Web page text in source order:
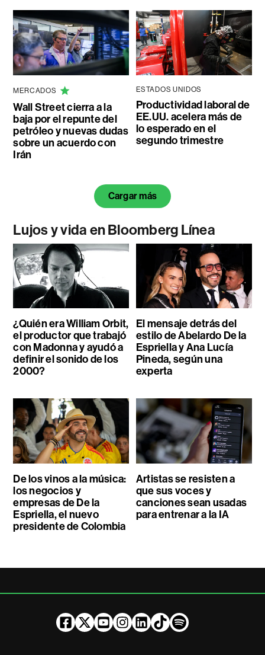
MERCADOS
Wall Street cierra a la
baja por el repunte del
petróleo y nuevas dudas
sobre un acuerdo con
Irán
ESTADOS UNIDOS
Productividad laboral de
EE.UU. acelera más de
lo esperado en el
segundo trimestre
Cargar más
Lujos y vida en Bloomberg Línea
¿Quién era William Orbit,
el productor que trabajó
con Madonna y ayudó a
definir el sonido de los
2000?
El mensaje detrás del
estilo de Abelardo De la
Espriella y Ana Lucía
Pineda, según una
experta
De los vinos a la música:
los negocios y
empresas de De la
Espriella, el nuevo
presidente de Colombia
Artistas se resisten a
que sus voces y
canciones sean usadas
para entrenar a la IA